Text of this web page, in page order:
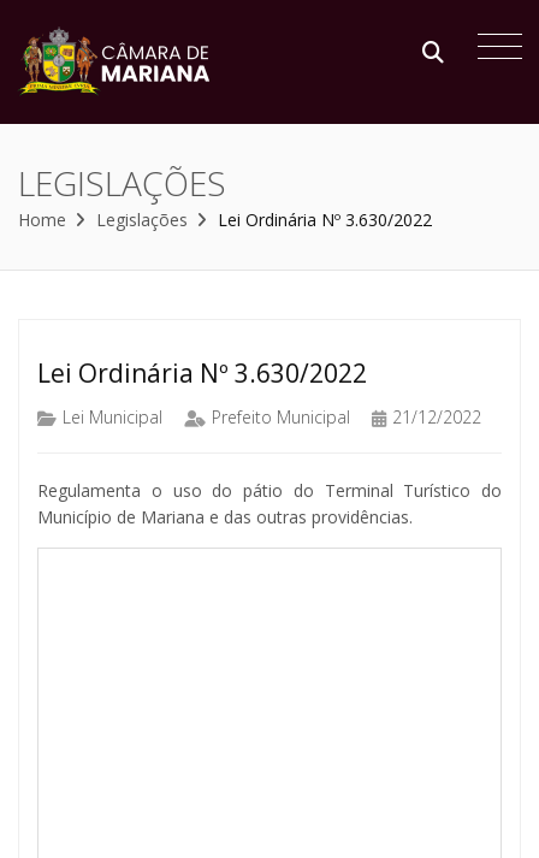
LEGISLAÇÕES
Home Legislações Lei Ordinária Nº 3.630/2022
Lei Ordinária Nº 3.630/2022
Lei Municipal Prefeito Municipal 21/12/2022
Regulamenta o uso do pátio do Terminal Turístico do
Município de Mariana e das outras providências.